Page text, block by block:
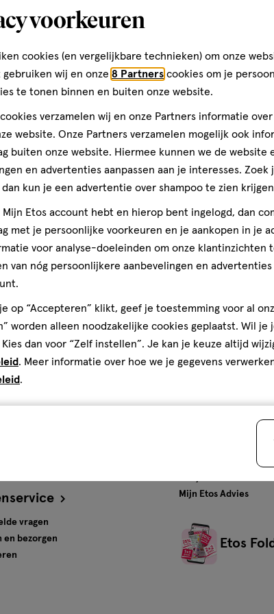
017-2-419197
Etos
Ontdek alle
deze week!
Shop alle
Gratis
bezorging vanaf
€35
vragen
en bezorgen
Advies &
Mijn Etos Advies
Etos
voorkeuren
cookies (en vergelijkbare technieken) om onze
gebruiken wij en onze 8 Partners cookies om je
te tonen binnen en buiten onze website.
verzamelen wij en onze Partners informatie
website. Onze Partners verzamelen mogelijk ook
buiten onze website. Hiermee kunnen we de website
en advertenties aanpassen aan je interesses.
dan kun je een advertentie over shampoo te zien
Mijn Etos account hebt en hierop bent ingelogd, dan
met je persoonlijke voorkeuren en je aankopen in je
voor analyse-doeleinden om onze klantinzichten
van nóg persoonlijkere aanbevelingen en
op “Accepteren” klikt, geef je toestemming voor al
worden alleen noodzakelijke cookies geplaatst. Wil je
dan voor “Zelf instellen”. Je kan je keuze altijd
. Meer informatie over hoe we je gegevens
.